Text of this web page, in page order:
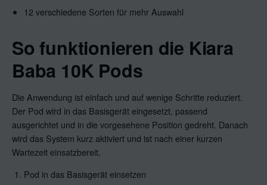
12 verschiedene Sorten für mehr Auswahl
So funktionieren die Kiara
Baba 10K Pods
Die Anwendung ist einfach und auf wenige Schritte reduziert.
Der Pod wird in das Basisgerät eingesetzt, passend
ausgerichtet und in die vorgesehene Position gedreht. Danach
wird das System kurz aktiviert und ist nach einer kurzen
Wartezeit einsatzbereit.
Pod in das Basisgerät einsetzen